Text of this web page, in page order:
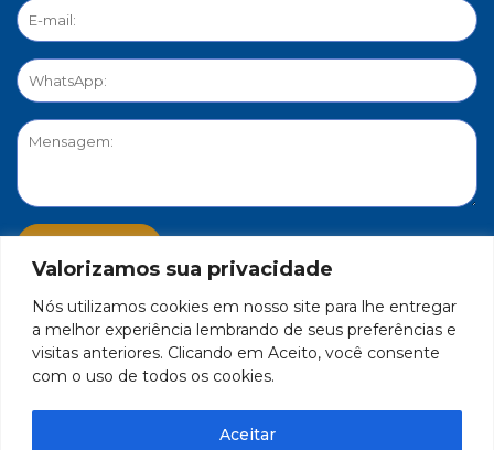
Valorizamos sua privacidade
Nós utilizamos cookies em nosso site para lhe entregar
a melhor experiência lembrando de seus preferências e
visitas anteriores. Clicando em Aceito, você consente
com o uso de todos os cookies.
Aceitar
PORTAL DE PRIVACIDADE
17.271.982/0001-59